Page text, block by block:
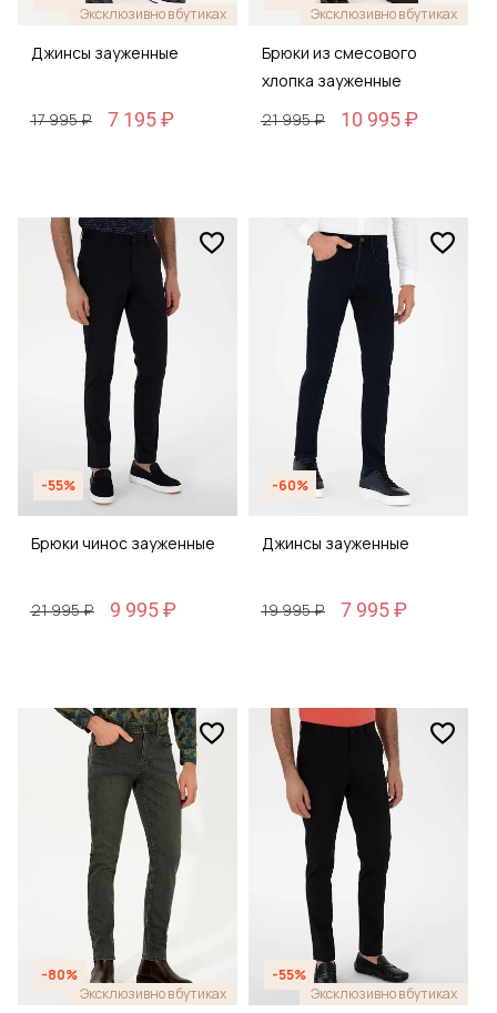
Эксклюзивно в бутиках
Джинсы зауженные
17 995 ₽ 7 195 ₽
Эксклюзивно в бутиках
Брюки из смесового
хлопка зауженные
21 995 ₽
10 995 ₽
-55%
Брюки чинос зауженные
21 995 ₽ 9 995 ₽
-60%
Джинсы зауженные
19 995 ₽ 7 995 ₽
-80%
Эксклюзивно в бутиках
-55%
Эксклюзивно в бутиках